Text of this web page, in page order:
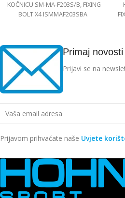
KOČNICU SM-MA-F203S/B, FIXING
BOLT X4 ISMMAF203SBA
Primaj novosti
Prijavi se na
Prijavom prihvaćate naše Uvjete